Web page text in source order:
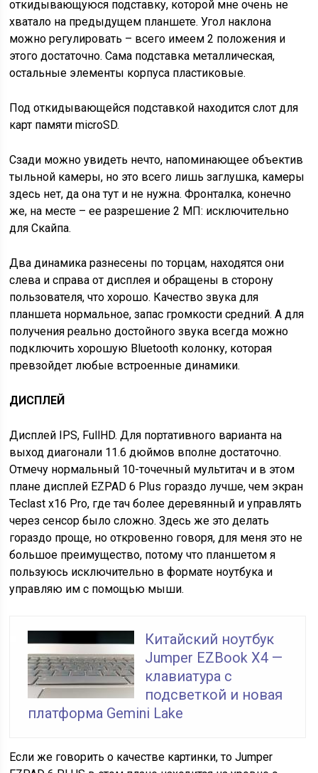
откидывающуюся подставку, которой мне очень не
хватало на предыдущем планшете. Угол наклона
можно регулировать – всего имеем 2 положения и
этого достаточно. Сама подставка металлическая,
остальные элементы корпуса пластиковые.
Под откидывающейся подставкой находится слот для
карт памяти microSD.
Сзади можно увидеть нечто, напоминающее объектив
тыльной камеры, но это всего лишь заглушка, камеры
здесь нет, да она тут и не нужна. Фронталка, конечно
же, на месте – ее разрешение 2 МП: исключительно
для Скайпа.
Два динамика разнесены по торцам, находятся они
слева и справа от дисплея и обращены в сторону
пользователя, что хорошо. Качество звука для
планшета нормальное, запас громкости средний. А для
получения реально достойного звука всегда можно
подключить хорошую Bluetooth колонку, которая
превзойдет любые встроенные динамики.
ДИСПЛЕЙ
Дисплей IPS, FullHD. Для портативного варианта на
выход диагонали 11.6 дюймов вполне достаточно.
Отмечу нормальный 10-точечный мультитач и в этом
плане дисплей EZPAD 6 Plus гораздо лучше, чем экран
Teclast x16 Pro, где тач более деревянный и управлять
через сенсор было сложно. Здесь же это делать
гораздо проще, но откровенно говоря, для меня это не
большое преимущество, потому что планшетом я
пользуюсь исключительно в формате ноутбука и
управляю им с помощью мыши.
Китайский ноутбук
Jumper EZBook X4 —
клавиатура с
подсветкой и новая
платформа Gemini Lake
Если же говорить о качестве картинки, то Jumper